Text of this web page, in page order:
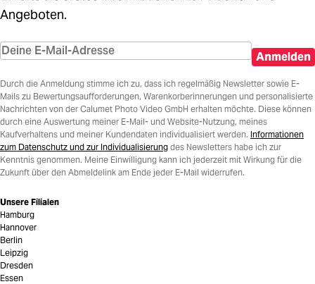
Angeboten.
Anmelden
Durch die Anmeldung stimme ich zu, dass ich regelmäßig Newsletter sowie E-
Mails zu Bewertungsaufforderungen, Warenkorberinnerungen und personalisierte
Nachrichten von der Calumet Photo Video GmbH erhalten möchte. Diese können
durch eine Auswertung meiner E-Mail- und Website-Nutzung, meines
Kaufverhaltens und meiner Kundendaten individualisiert werden. Informationen
zum Datenschutz und zur Individualisierung des Newsletters habe ich zur
Kenntnis genommen. Meine Einwilligung kann ich jederzeit mit Wirkung für die
Zukunft über den Abmeldelink am Ende jeder E-Mail widerrufen.
Unsere Filialen
Hamburg
Hannover
Berlin
Leipzig
Dresden
Essen